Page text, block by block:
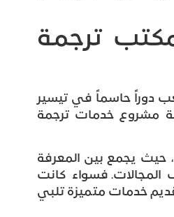
ترجمة
دوراً حاسماً في تيسير
مشروع خدمات ترجمة
يجمع بين المعرفة
المجالات. فسواء كانت
خدمات متميزة تلبي